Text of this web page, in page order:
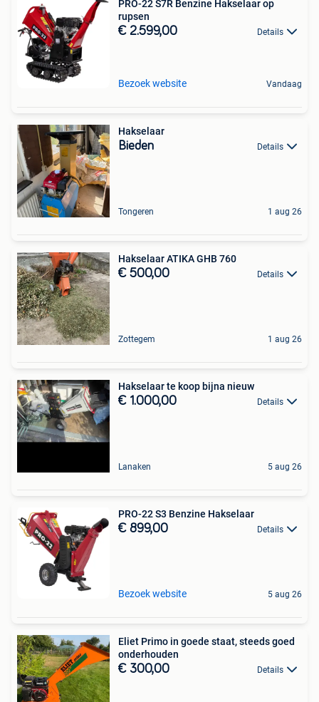
PRO-22 S7R Benzine Hakselaar op
rupsen
€ 2.599,00 Details
Bezoek website Vandaag
Hakselaar
Bieden Details
Tongeren 1 aug 26
Hakselaar ATIKA GHB 760
€ 500,00 Details
Zottegem 1 aug 26
Hakselaar te koop bijna nieuw
€ 1.000,00 Details
Lanaken 5 aug 26
PRO-22 S3 Benzine Hakselaar
€ 899,00 Details
Bezoek website 5 aug 26
Eliet Primo in goede staat, steeds goed
onderhouden
€ 300,00 Details